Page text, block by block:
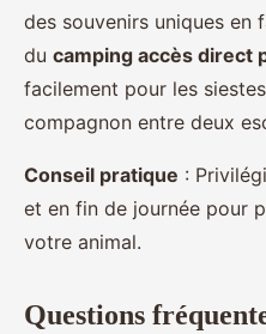
des souvenirs uniques en
du camping accès direct
facilement pour les
compagnon entre deux
Conseil pratique :
et en fin de journée pour
votre animal.
Questions